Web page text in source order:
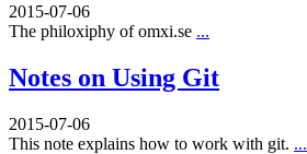
2015-07-06
The philoxiphy of omxi.se ...
Notes on Using Git
2015-07-06
This note explains how to work with git. ...